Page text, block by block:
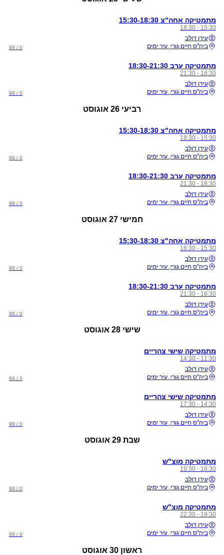
מתמטיקה אחה"צ 15:30-18:30
15:30 - 18:30
עידן דולב
ביה"ס חיים גורי, עיר ימים
0 / 99
מתמטיקה ערב 18:30-21:30
18:30 - 21:30
עידן דולב
ביה"ס חיים גורי, עיר ימים
0 / 99
רביעי 26 אוגוסט
מתמטיקה אחה"צ 15:30-18:30
15:30 - 18:30
עידן דולב
ביה"ס חיים גורי, עיר ימים
0 / 99
מתמטיקה ערב 18:30-21:30
18:30 - 21:30
עידן דולב
ביה"ס חיים גורי, עיר ימים
0 / 99
חמישי 27 אוגוסט
מתמטיקה אחה"צ 15:30-18:30
15:30 - 18:30
עידן דולב
ביה"ס חיים גורי, עיר ימים
0 / 99
מתמטיקה ערב 18:30-21:30
18:30 - 21:30
עידן דולב
ביה"ס חיים גורי, עיר ימים
0 / 99
שישי 28 אוגוסט
מתמטיקה שישי צהריים
11:30 - 14:30
עידן דולב
ביה"ס חיים גורי, עיר ימים
0 / 99
מתמטיקה שישי צהריים
14:30 - 17:30
עידן דולב
ביה"ס חיים גורי, עיר ימים
0 / 99
שבת 29 אוגוסט
מתמטיקה מוצ"ש
16:30 - 19:30
עידן דולב
ביה"ס חיים גורי, עיר ימים
0 / 99
מתמטיקה מוצ"ש
19:30 - 22:30
עידן דולב
ביה"ס חיים גורי, עיר ימים
0 / 99
ראשון 30 אוגוסט